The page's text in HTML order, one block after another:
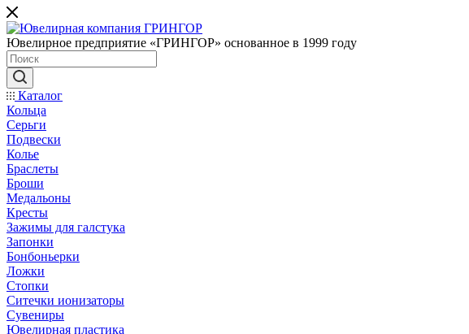
Ювелирное предприятие «ГРИНГОР» основанное в 1999 году
Каталог
Кольца
Серьги
Подвески
Колье
Браслеты
Броши
Медальоны
Кресты
Зажимы для галстука
Запонки
Бонбоньерки
Ложки
Стопки
Ситечки ионизаторы
Cувениры
Ювелирная пластика